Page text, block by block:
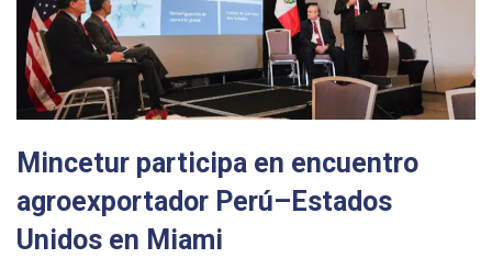
Mincetur participa en encuentro
agroexportador Perú–Estados
Unidos en Miami